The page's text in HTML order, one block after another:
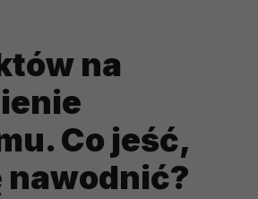
na
Co jeść,
nawodnić?